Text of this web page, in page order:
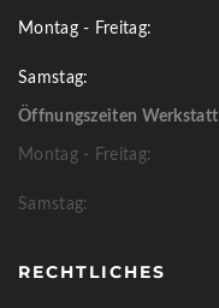
Montag - Freitag:
Samstag:
Öffnungszeiten Werkstatt
Montag - Freitag:
Samstag:
RECHTLICHES